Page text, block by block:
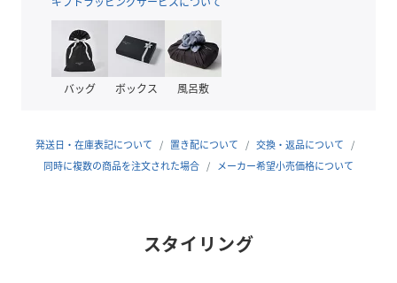
【付属】なし
【裏地】なし
【透け感】オフはややあり
【開き・留め仕様】ボタン開き
【着用感・生地の厚さ】普通
バッグ ボックス 風呂敷
発送日・在庫表記について 置き配について
交換・返品について
同時に複数の商品を注文された場合
メーカー希望小売価格について
スタイリング